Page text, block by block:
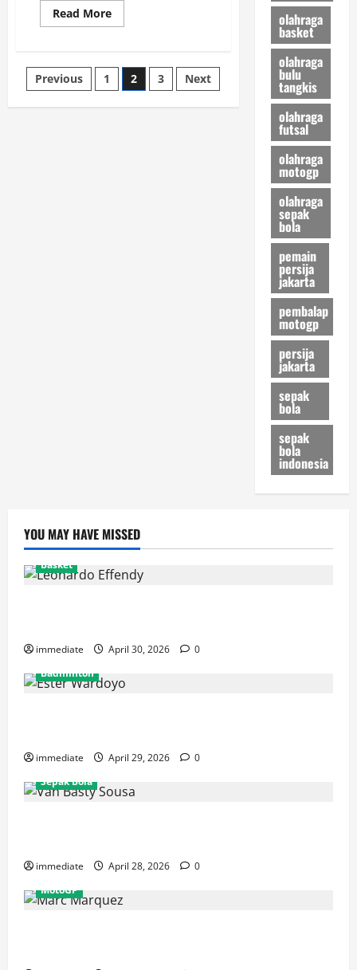
Read MoreRead
more
ke
MotoGP,
Mampukah
Posts
pagination
Previous 1 2 3 Next
olahraga
basket
olahraga
bulu
tangkis
olahraga
futsal
olahraga
motogp
olahraga
sepak
bola
pemain
persija
jakarta
pembalap
motogp
persija
jakarta
sepak
bola
sepak
bola
indonesia
YOU MAY HAVE MISSED
Basket
immediate April 30, 2026
0
Badminton
immediate April 29, 2026
0
Sepak Bola
immediate April 28, 2026
0
MotoGP